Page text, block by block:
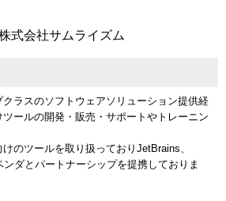
式会社サムライズム
ラスのソフトウェアソリューション提供経
ールの開発・販売・サポートやトレーニン
のツールを取り扱っておりJetBrains、
ダとパートナーシップを提携しておりま